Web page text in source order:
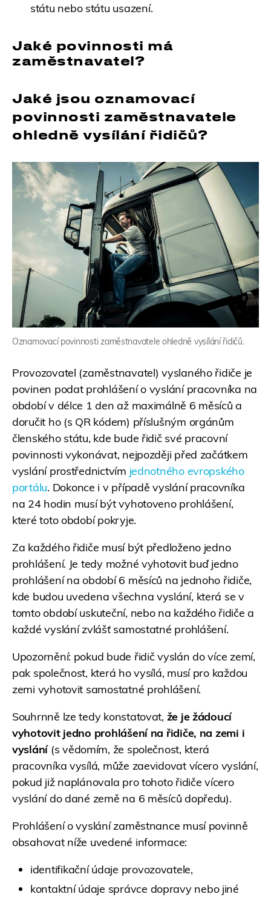
státu nebo státu usazení.
Jaké povinnosti má
zaměstnavatel?
Jaké jsou oznamovací
povinnosti zaměstnavatele
ohledně vysílání řidičů?
Oznamovací povinnosti zaměstnavatele ohledně vysílání řidičů.
Provozovatel (zaměstnavatel) vyslaného řidiče je
povinen podat prohlášení o vyslání pracovníka na
období v délce 1 den až maximálně 6 měsíců a
doručit ho (s QR kódem) příslušným orgánům
členského státu, kde bude řidič své pracovní
povinnosti vykonávat, nejpozději před začátkem
vyslání prostřednictvím jednotného evropského
portálu. Dokonce i v případě vyslání pracovníka
na 24 hodin musí být vyhotoveno prohlášení,
které toto období pokryje.
Za každého řidiče musí být předloženo jedno
prohlášení. Je tedy možné vyhotovit buď jedno
prohlášení na období 6 měsíců na jednoho řidiče,
kde budou uvedena všechna vyslání, která se v
tomto období uskuteční, nebo na každého řidiče a
každé vyslání zvlášť samostatné prohlášení.
Upozornění: pokud bude řidič vyslán do více zemí,
pak společnost, která ho vysílá, musí pro každou
zemi vyhotovit samostatné prohlášení.
Souhrnně lze tedy konstatovat, že je žádoucí
vyhotovit jedno prohlášení na řidiče, na zemi i
vyslání(s vědomím, že společnost, která
pracovníka vysílá, může zaevidovat vícero vyslání,
pokud již naplánovala pro tohoto řidiče vícero
vyslání do dané země na 6 měsíců dopředu).
Prohlášení o vyslání zaměstnance musí povinně
obsahovat níže uvedené informace:
identifikační údaje provozovatele,
kontaktní údaje správce dopravy nebo jiné